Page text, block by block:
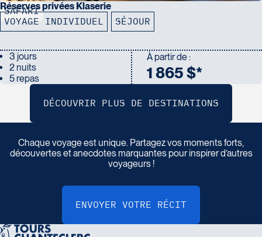
SAFARI
Réserves privées Klaserie
VOYAGE INDIVIDUEL SÉJOUR
3 jours
2 nuits
5 repas
À partir de :
1 865 $*
Pa rtagez votre récit de voya ge
Chaque voyage est unique. Partagez vos moments forts,
découvertes et anecdotes marquantes pour inspirer d’autres
voyageurs !